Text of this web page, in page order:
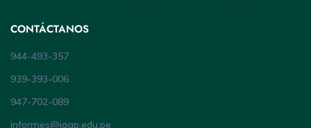
CONTÁCTANOS
944-493-357
939-393-006
947-702-089
informes@iagp.edu.pe